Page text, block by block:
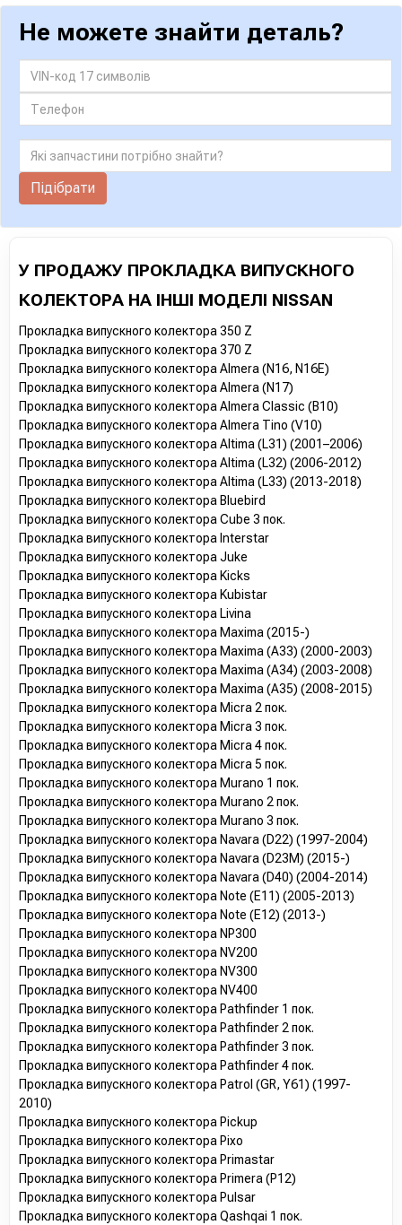
Не можете знайти деталь?
Підібрати
У ПРОДАЖУ ПРОКЛАДКА ВИПУСКНОГО
КОЛЕКТОРА НА ІНШІ МОДЕЛІ NISSAN
Прокладка випускного колектора 350 Z
Прокладка випускного колектора 370 Z
Прокладка випускного колектора Almera (N16, N16E)
Прокладка випускного колектора Almera (N17)
Прокладка випускного колектора Almera Classic (B10)
Прокладка випускного колектора Almera Tino (V10)
Прокладка випускного колектора Altima (L31) (2001–2006)
Прокладка випускного колектора Altima (L32) (2006-2012)
Прокладка випускного колектора Altima (L33) (2013-2018)
Прокладка випускного колектора Bluebird
Прокладка випускного колектора Cube 3 пок.
Прокладка випускного колектора Interstar
Прокладка випускного колектора Juke
Прокладка випускного колектора Kicks
Прокладка випускного колектора Kubistar
Прокладка випускного колектора Livina
Прокладка випускного колектора Maxima (2015-)
Прокладка випускного колектора Maxima (A33) (2000-2003)
Прокладка випускного колектора Maxima (A34) (2003-2008)
Прокладка випускного колектора Maxima (A35) (2008-2015)
Прокладка випускного колектора Micra 2 пок.
Прокладка випускного колектора Micra 3 пок.
Прокладка випускного колектора Micra 4 пок.
Прокладка випускного колектора Micra 5 пок.
Прокладка випускного колектора Murano 1 пок.
Прокладка випускного колектора Murano 2 пок.
Прокладка випускного колектора Murano 3 пок.
Прокладка випускного колектора Navara (D22) (1997-2004)
Прокладка випускного колектора Navara (D23M) (2015-)
Прокладка випускного колектора Navara (D40) (2004-2014)
Прокладка випускного колектора Note (E11) (2005-2013)
Прокладка випускного колектора Note (E12) (2013-)
Прокладка випускного колектора NP300
Прокладка випускного колектора NV200
Прокладка випускного колектора NV300
Прокладка випускного колектора NV400
Прокладка випускного колектора Pathfinder 1 пок.
Прокладка випускного колектора Pathfinder 2 пок.
Прокладка випускного колектора Pathfinder 3 пок.
Прокладка випускного колектора Pathfinder 4 пок.
Прокладка випускного колектора Patrol (GR, Y61) (1997-
2010)
Прокладка випускного колектора Pickup
Прокладка випускного колектора Pixo
Прокладка випускного колектора Primastar
Прокладка випускного колектора Primera (P12)
Прокладка випускного колектора Pulsar
Прокладка випускного колектора Qashqai 1 пок.